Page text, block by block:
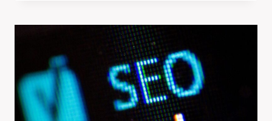
POUR
OPTIMISER
VOTRE
SITE
WEB
2023